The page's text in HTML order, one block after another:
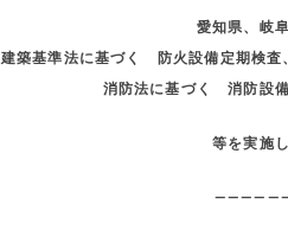
愛知県、岐
建築基準法に基づく 防火設備定期検査
消防法に基づく 消防設
等を実施